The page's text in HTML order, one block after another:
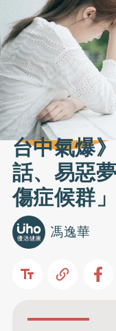
台中氣爆
話、易惡
傷症候群
馮逸華